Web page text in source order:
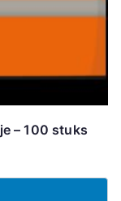
– 100 stuks